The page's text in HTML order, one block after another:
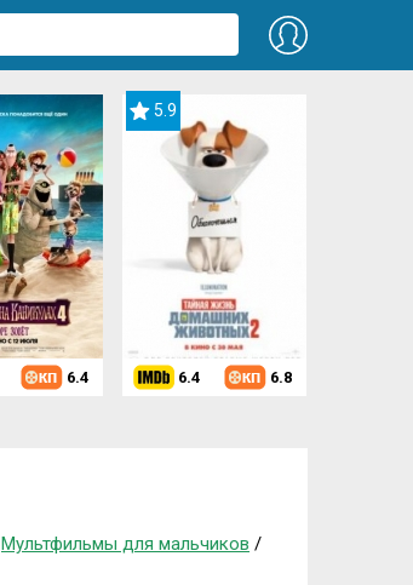
6.4
5.9
6.4 6.8
Мультфильмы для мальчиков /